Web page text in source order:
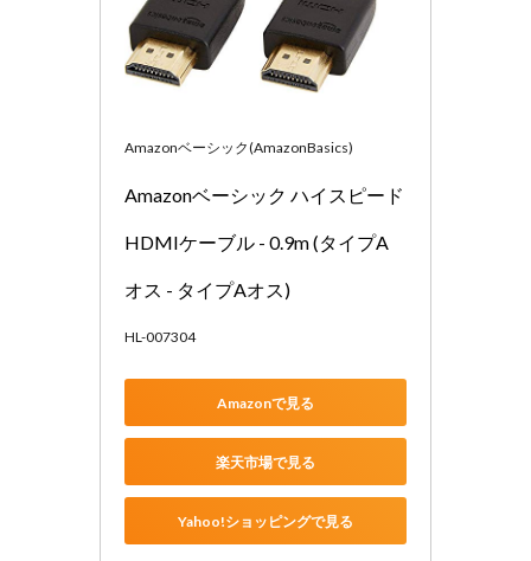
Amazonベーシック(AmazonBasics)
Amazonベーシック ハイスピード
HDMIケーブル - 0.9m (タイプA
オス - タイプAオス)
HL-007304
Amazonで見る
楽天市場で見る
Yahoo!ショッピングで見る